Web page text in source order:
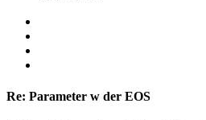
Re: Parameter w der EOS